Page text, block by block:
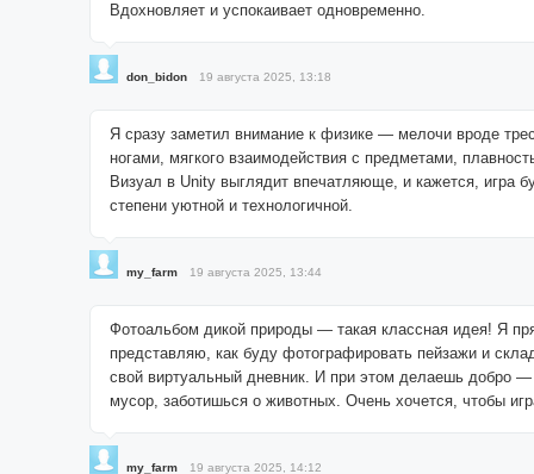
Вдохновляет и успокаивает одновременно.
don_bidon 19 августа 2025, 13:18
Я сразу заметил внимание к физике — мелочи вроде
ногами, мягкого взаимодействия с предметами,
Визуал в Unity выглядит впечатляюще, и кажется, игра
степени уютной и технологичной.
my_farm 19 августа 2025, 13:44
Фотоальбом дикой природы — такая классная идея! Я
представляю, как буду фотографировать пейзажи и
свой виртуальный дневник. И при этом делаешь добро
мусор, заботишься о животных. Очень хочется, чтобы
my_farm 19 августа 2025, 14:12